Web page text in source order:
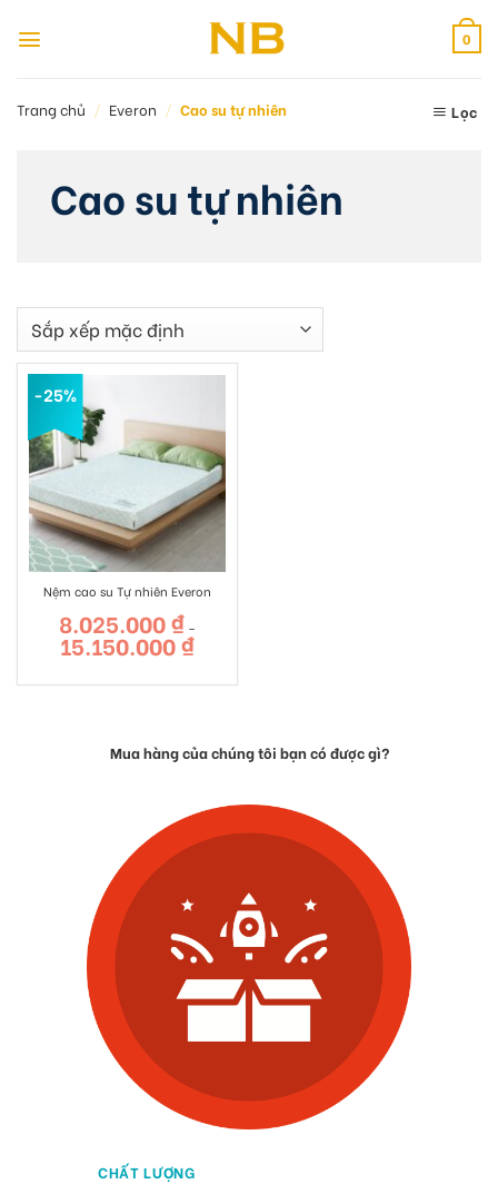
qua
nội
0
Trang chủ / Everon / Cao su tự nhiên Lọc
Cao su tự nhiên
-25%
Nệm cao su Tự nhiên Everon
8.025.000₫ –
15.150.000₫Khoảng
đến
Mua hàng của chúng tôi bạn có được gì?
CHẤT LƯỢNG